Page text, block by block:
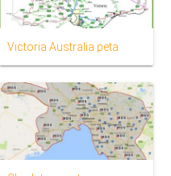
Victoria Australia peta